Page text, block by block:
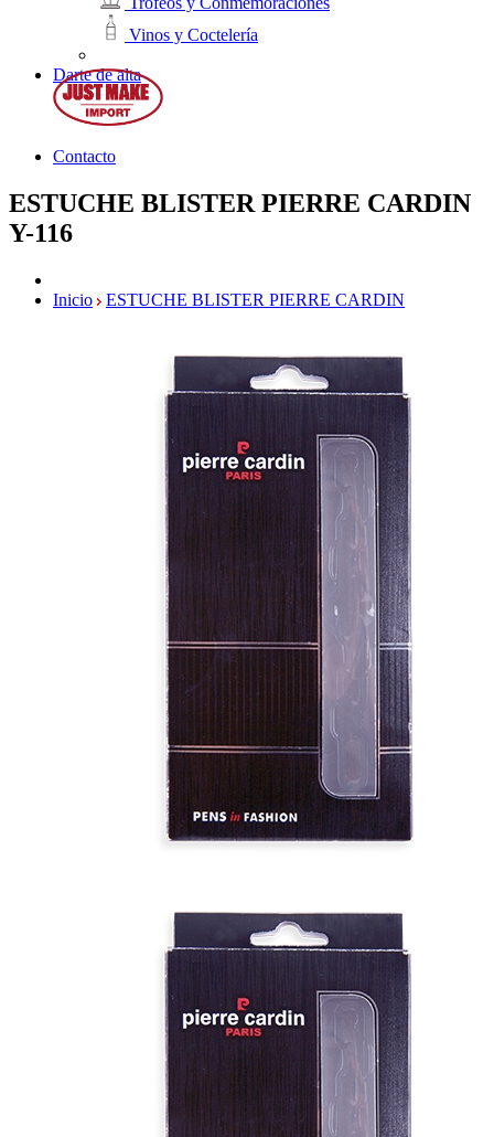
Vinos y Coctelería
Darte de alta
Contacto
ESTUCHE BLISTER PIERRE CARDIN
Y-116
Inicio ESTUCHE BLISTER PIERRE CARDIN